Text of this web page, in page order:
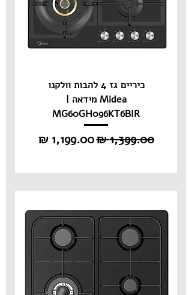
כיריים גז 4 להבות וולקנו
Midea מידאה |
MG60GH096KT6BIR
מחיר רגיל‏1,399.00 ‏₪ מחיר מבצע‏1,199.00 ‏₪